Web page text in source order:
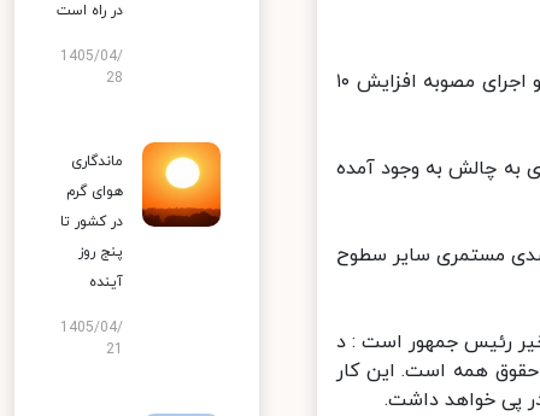
در مقابل اما فرم بدبینانه‌ای هم وجود دارد و آن اصرار هیات دولت بر حفظ و اجرای مصوبه افزایش ۱۰
چالش به وجود آمده
به نظر می‌رسد دولت قصد بازنگری در افزایش ۱۰ درصدی مستمری سایر سطوح
رئیس جمهور است : د
حقوق همه است. این کار
پی خواهد داشت.
در راه است
1405/04/
28
ماندگاری
هوای گرم
در کشور تا
پنج روز
آینده
1405/04/